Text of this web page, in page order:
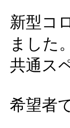
新型コ
ました。
共通ス
希望者